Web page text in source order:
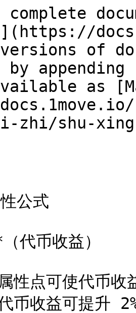
versions of
as
zhi/shu-
公式
币收益）
币收益可提升